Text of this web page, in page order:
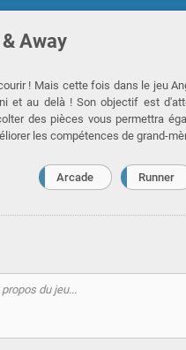
Away
! Mais cette fois dans le jeu
et au delà ! Son objectif est
des pièces vous permettra
les compétences de grand-
Arcade Runner